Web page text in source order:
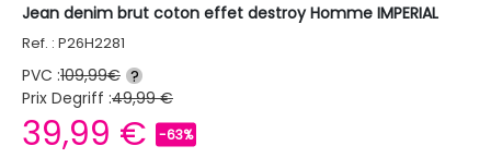
Jean denim brut coton effet destroy Homme IMPERIAL
Ref. : P26H2281
PVC :109,99€ ?
Prix Degriff :49,99 €
39,99 € -63%